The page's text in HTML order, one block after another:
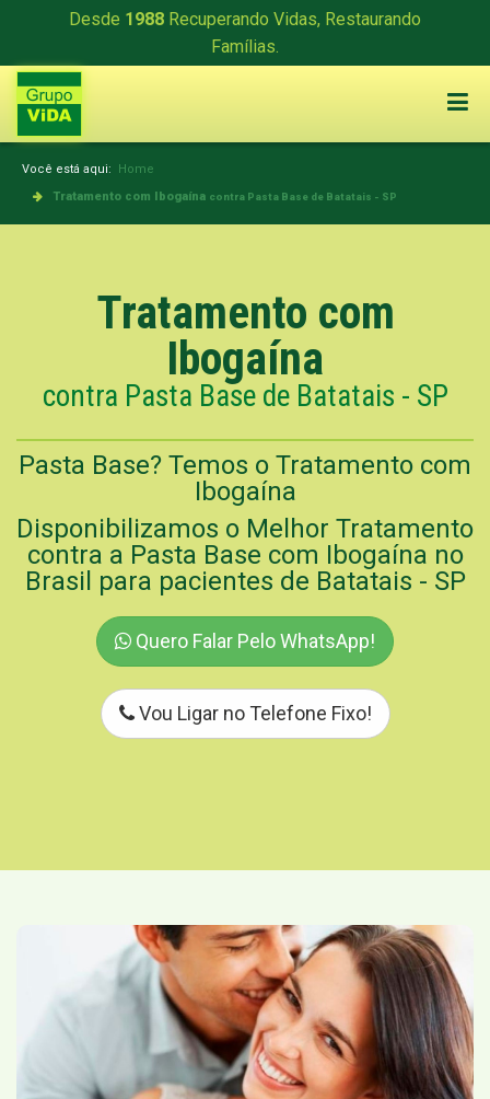
Desde 1988 Recuperando Vidas, Restaurando
Famílias.
Você está aqui: Home
Tratamento com Ibogaína contra Pasta Base de Batatais - SP
Tratamento com
Ibogaína
contra Pasta Base de Batatais - SP
Pasta Base? Temos o Tratamento com
Ibogaína
Disponibilizamos o Melhor Tratamento
contra a Pasta Base com Ibogaína no
Brasil para pacientes de Batatais - SP
Quero Falar Pelo WhatsApp!
Vou Ligar no Telefone Fixo!